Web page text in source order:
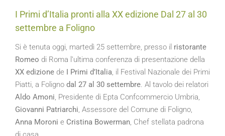
I Primi d’Italia pronti alla XX edizione Dal 27 al 30
settembre a Foligno
Si è tenuta oggi, martedì 25 settembre, presso il ristorante
Romeo di Roma l’ultima conferenza di presentazione della
XX edizione de I Primi d’Italia, il Festival Nazionale dei Primi
Piatti, a Foligno dal 27 al 30 settembre. Al tavolo dei relatori
Aldo Amoni, Presidente di Epta Confcommercio Umbria,
Giovanni Patriarchi, Assessore del Comune di Foligno,
Anna Moroni e Cristina Bowerman, Chef stellata padrona